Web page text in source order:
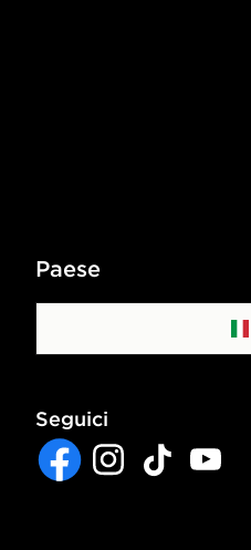
Paese
Seguici